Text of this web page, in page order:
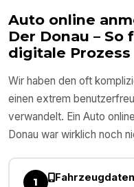
Auto online
Der Donau – So
digitale Prozess
Wir haben den oft
einen extrem
verwandelt. Ein Auto
Donau war wirklich noch
1